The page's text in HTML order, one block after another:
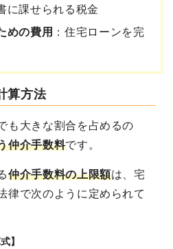
に課せられる税金
めの費用 ：住宅ローンを完
算方法
も大きな割合を占めるの
仲介手数料です。
仲介手数料の上限額は、宅
律で次のように定められて
】